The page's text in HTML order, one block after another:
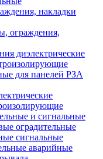
накладки
ограждения,
диэлектрические
для панелей РЗА
и сигнальные
оградительные
сигнальные
аварийные